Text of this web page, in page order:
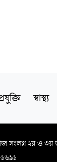
স্বাস্থ্য
সংলগ্ন ২য় ও